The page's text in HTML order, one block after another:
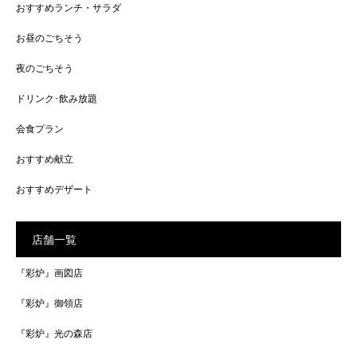
おすすめランチ・サラダ
お昼のごちそう
夜のごちそう
ドリンク･飲み放題
会食プラン
おすすめ献立
おすすめデザート
店舗一覧
『彩炉』画図店
『彩炉』御領店
『彩炉』光の森店